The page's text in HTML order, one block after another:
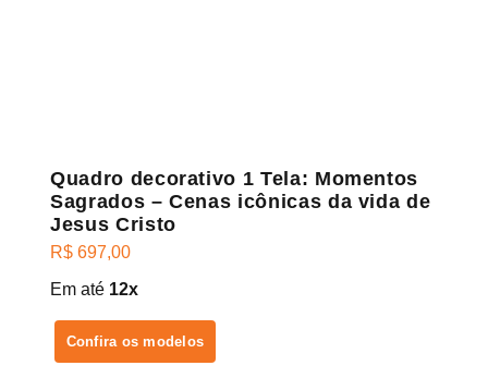
Quadro decorativo 1 Tela: Momentos
Sagrados – Cenas icônicas da vida de
Jesus Cristo
R$ 697,00
Em até 12x
Confira os modelos